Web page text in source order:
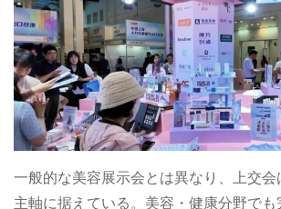
一般的な美容展示会とは異なり、上交
主軸に据えている。美容・健康分野で